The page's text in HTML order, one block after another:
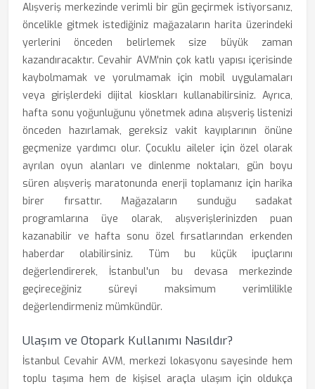
Alışveriş merkezinde verimli bir gün geçirmek istiyorsanız,
öncelikle gitmek istediğiniz mağazaların harita üzerindeki
yerlerini önceden belirlemek size büyük zaman
kazandıracaktır. Cevahir AVM'nin çok katlı yapısı içerisinde
kaybolmamak ve yorulmamak için mobil uygulamaları
veya girişlerdeki dijital kioskları kullanabilirsiniz. Ayrıca,
hafta sonu yoğunluğunu yönetmek adına alışveriş listenizi
önceden hazırlamak, gereksiz vakit kayıplarının önüne
geçmenize yardımcı olur. Çocuklu aileler için özel olarak
ayrılan oyun alanları ve dinlenme noktaları, gün boyu
süren alışveriş maratonunda enerji toplamanız için harika
birer fırsattır. Mağazaların sunduğu sadakat
programlarına üye olarak, alışverişlerinizden puan
kazanabilir ve hafta sonu özel fırsatlarından erkenden
haberdar olabilirsiniz. Tüm bu küçük ipuçlarını
değerlendirerek, İstanbul'un bu devasa merkezinde
geçireceğiniz süreyi maksimum verimlilikle
değerlendirmeniz mümkündür.
Ulaşım ve Otopark Kullanımı Nasıldır?
İstanbul Cevahir AVM, merkezi lokasyonu sayesinde hem
toplu taşıma hem de kişisel araçla ulaşım için oldukça